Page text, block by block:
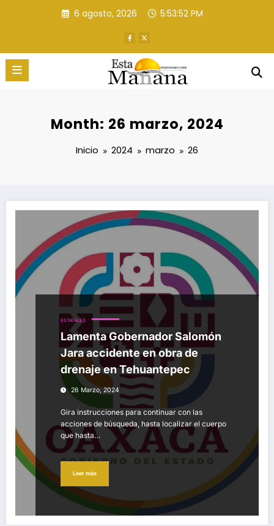
6 agosto, 2026 5:53:53 PM
Month: 26 marzo, 2024
Inicio 2024 marzo 26
ESTATALES
Lamenta Gobernador Salomón
Jara accidente en obra de
drenaje en Tehuantepec
26 Marzo, 2024
Gira instrucciones para continuar con las
acciones de búsqueda, hasta localizar el cuerpo
que hasta…
Leer más